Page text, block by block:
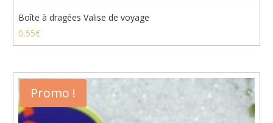
Boîte à dragées Valise de voyage
0,55€
Promo !